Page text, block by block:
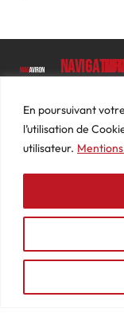
En poursuivant
l’utilisation de
utilisateur.
Luc
Barbier
69640
74
87
Navigation
Le
Photos